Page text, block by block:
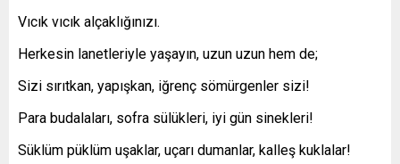
Vıcık vıcık alçaklığınızı.
Herkesin lanetleriyle yaşayın, uzun uzun hem de;
Sizi sırıtkan, yapışkan, iğrenç sömürgenler sizi!
Para budalaları, sofra sülükleri, iyi gün sinekleri!
Süklüm püklüm uşaklar, uçarı dumanlar, kalleş kuklalar!